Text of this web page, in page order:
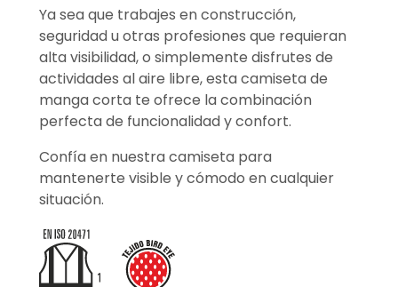
Ya sea que trabajes en construcción,
seguridad u otras profesiones que requieran
alta visibilidad, o simplemente disfrutes de
actividades al aire libre, esta camiseta de
manga corta te ofrece la combinación
perfecta de funcionalidad y confort.
Confía en nuestra camiseta para
mantenerte visible y cómodo en cualquier
situación.